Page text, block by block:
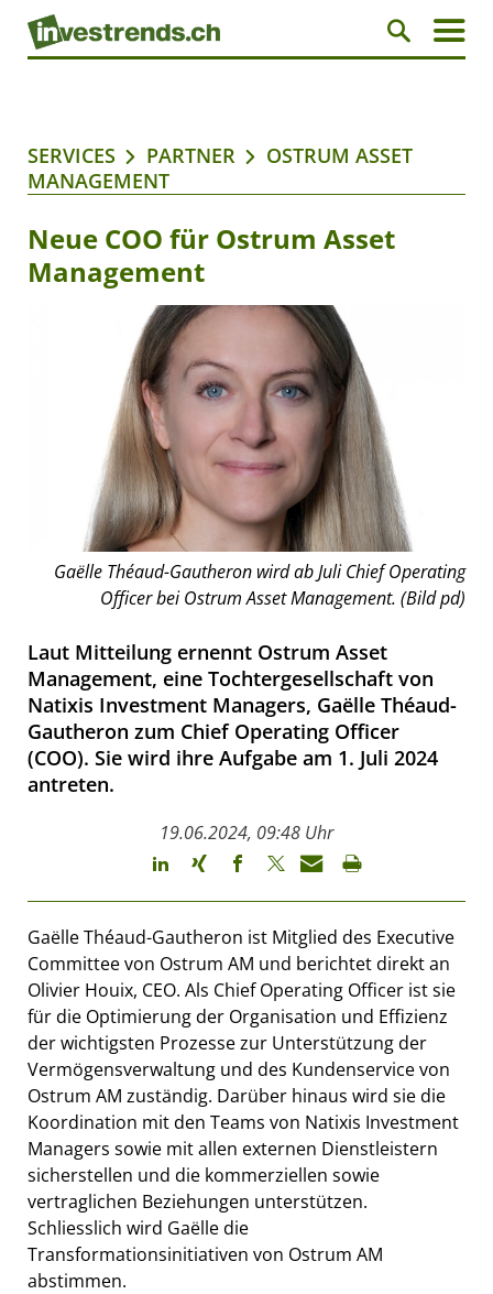
SERVICES PARTNER
OSTRUM ASSET
MANAGEMENT
Neue COO für Ostrum Asset
Management
Gaëlle Théaud-Gautheron wird ab Juli Chief Operating
Officer bei Ostrum Asset Management. (Bild pd)
Laut Mitteilung ernennt Ostrum Asset
Management, eine Tochtergesellschaft von
Natixis Investment Managers, Gaëlle Théaud-
Gautheron zum Chief Operating Officer
(COO). Sie wird ihre Aufgabe am 1. Juli 2024
antreten.
19.06.2024, 09:48 Uhr
Gaëlle Théaud-Gautheron ist Mitglied des Executive
Committee von Ostrum AM und berichtet direkt an
Olivier Houix, CEO. Als Chief Operating Officer ist sie
für die Optimierung der Organisation und Effizienz
der wichtigsten Prozesse zur Unterstützung der
Vermögensverwaltung und des Kundenservice von
Ostrum AM zuständig. Darüber hinaus wird sie die
Koordination mit den Teams von Natixis Investment
Managers sowie mit allen externen Dienstleistern
sicherstellen und die kommerziellen sowie
vertraglichen Beziehungen unterstützen.
Schliesslich wird Gaëlle die
Transformationsinitiativen von Ostrum AM
abstimmen.